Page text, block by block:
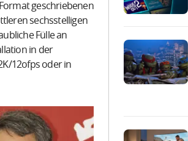
geschriebenen
sechsstelligen
Fülle an
in der
12ofps oder in